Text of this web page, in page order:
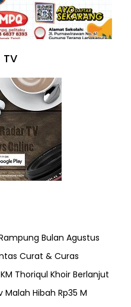
Bulan Agustus
Curat & Curas
Thoriqul Khoir Berlanjut
Hibah Rp35 M